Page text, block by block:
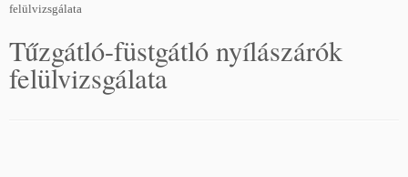
content
felülvizsgálata
Tűzgátló-füstgátló nyílászárók
felülvizsgálata